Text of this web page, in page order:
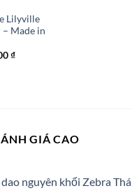
Lilyville
– Made in
₫Giá
GIÁ CAO
dao nguyên khối Zebra